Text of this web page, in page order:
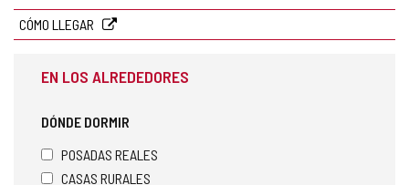
CÓMO LLEGAR
EN LOS ALREDEDORES
DÓNDE DORMIR
POSADAS REALES
CASAS RURALES